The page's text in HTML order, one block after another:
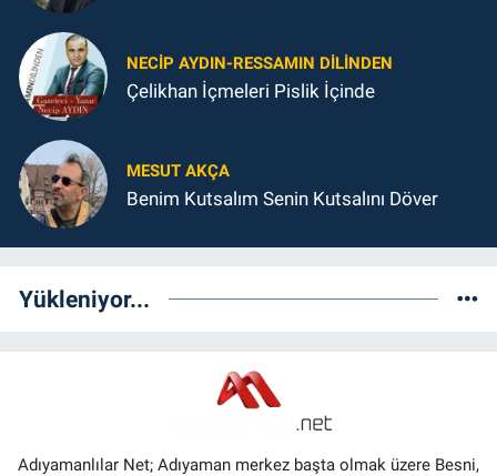
NECIP AYDIN-RESSAMIN DILINDEN
Çelikhan İçmeleri Pislik İçinde
MESUT AKÇA
Benim Kutsalım Senin Kutsalını Döver
Yükleniyor...
Adıyamanlılar Net; Adıyaman merkez başta olmak üzere Besni,